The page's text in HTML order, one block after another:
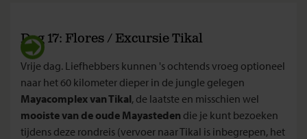
Dag 17: Flores / Excursie Tikal
Vrije dag. Liefhebbers kunnen 's ochtends vroeg optioneel
naar het 60 kilometer dieper in de jungle gelegen
Mayacomplex van Tikal, de laatste en misschien wel
mooiste van de oude Mayasteden die je kunt bezoeken
tijdens deze rondreis (vervoer naar Tikal is inbegrepen, het